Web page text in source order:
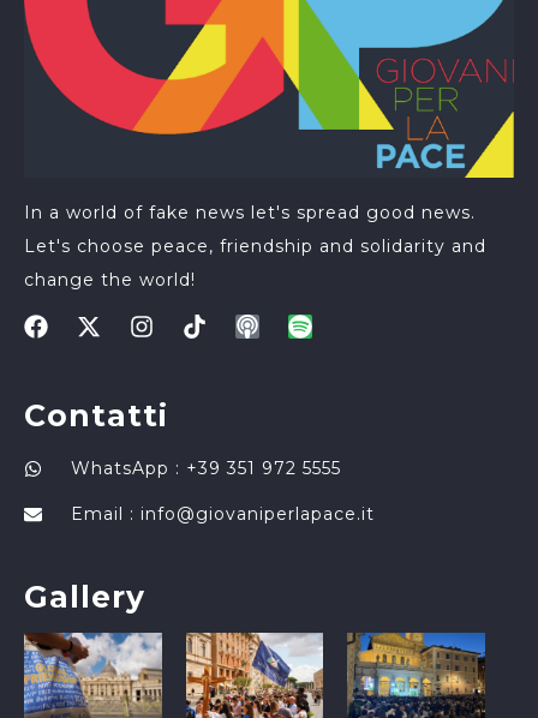
In a world of fake news let's spread good news.
Let's choose peace, friendship and solidarity and
change the world!
Contatti
WhatsApp : +39 351 972 5555
Email : info@giovaniperlapace.it
Gallery